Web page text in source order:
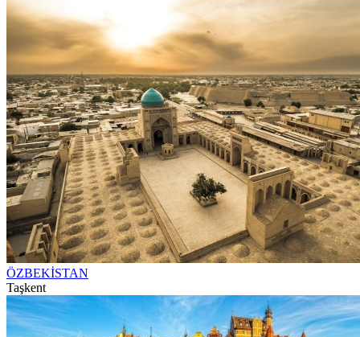
ÖZBEKİSTAN
Taşkent